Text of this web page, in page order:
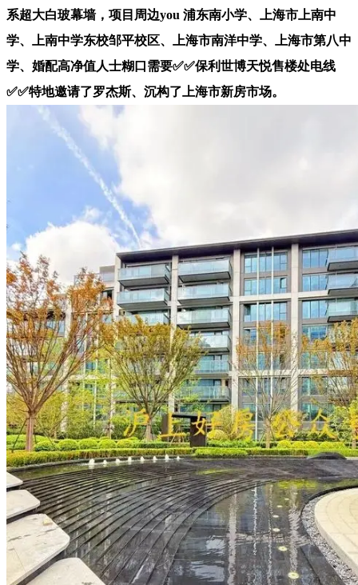
系超大白玻幕墙，项目周边you 浦东南小学、上海市上南中
学、上南中学东校邹平校区、上海市南洋中学、上海市第八中
学、婚配高净值人士糊口需要✅✅保利世博天悦售楼处电线
✅✅特地邀请了罗杰斯、沉构了上海市新房市场。